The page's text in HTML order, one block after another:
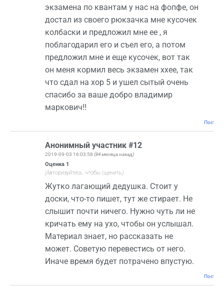
экзамена по квантам у нас на фопфе, он
достал из своего рюкзачка мне кусочек
колбаски и предложил мне ее , я
поблагодарил его и съел его, а потом
предложил мне и еще кусочек, вот так
он меня кормил весь экзамен ххее, так
что сдал на хор 5 и ушел сытый очень
спасибо за ваше добро владимир
маркович!!
Анонимный участник #12
2019-09-03 16:03:58 (84 месяца назад)
Оценка 1
(Авторизуйтесь, чтобы оценить)
Жутко лагающий дедушка. Стоит у
доски, что-то пишет, тут же стирает. Не
слышит почти ничего. Нужно чуть ли не
кричать ему на ухо, чтобы он услышал.
Материал знает, но рассказать не
может. Советую перевестись от него.
Иначе время будет потрачено впустую.